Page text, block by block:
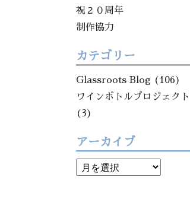
祝２０周年
制作協力
カテゴリー
Glassroots Blog (106)
ワインボトルプロジェクト
(3)
アーカイブ